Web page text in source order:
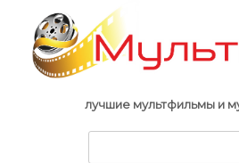
content
лучшие мультфильмы и